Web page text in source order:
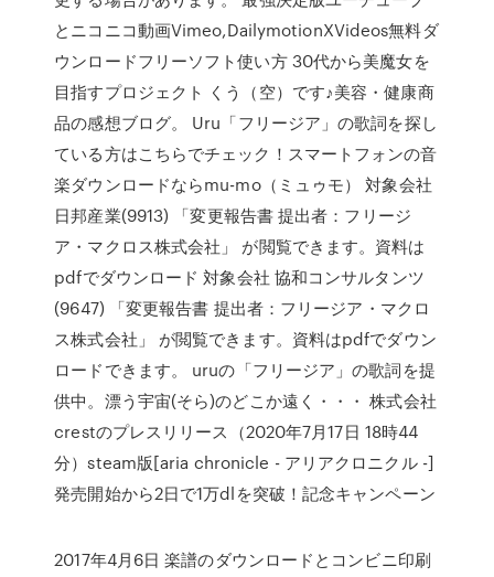
とニコニコ動画Vimeo,DailymotionXVideos無料ダ
ウンロードフリーソフト使い方 30代から美魔女を
目指すプロジェクト くう（空）です♪美容・健康商
品の感想ブログ。 Uru「フリージア」の歌詞を探し
ている方はこちらでチェック！スマートフォンの音
楽ダウンロードならmu-mo（ミュゥモ） 対象会社
日邦産業(9913) 「変更報告書 提出者：フリージ
ア・マクロス株式会社」 が閲覧できます。資料は
pdfでダウンロード 対象会社 協和コンサルタンツ
(9647) 「変更報告書 提出者：フリージア・マクロ
ス株式会社」 が閲覧できます。資料はpdfでダウン
ロードできます。 uruの「フリージア」の歌詞を提
供中。漂う宇宙(そら)のどこか遠く・・・ 株式会社
crestのプレスリリース（2020年7月17日 18時44
分）steam版[aria chronicle - アリアクロニクル -]
発売開始から2日で1万dlを突破！記念キャンペーン
2017年4月6日 楽譜のダウンロードとコンビニ印刷